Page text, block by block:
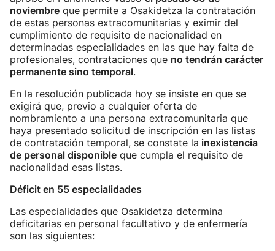
noviembre que permite a Osakidetza la contratación
de estas personas extracomunitarias y eximir del
cumplimiento de requisito de nacionalidad en
determinadas especialidades en las que hay falta de
profesionales, contrataciones que no tendrán carácter
permanente sino temporal.
En la resolución publicada hoy se insiste en que se
exigirá que, previo a cualquier oferta de
nombramiento a una persona extracomunitaria que
haya presentado solicitud de inscripción en las listas
de contratación temporal, se constate la inexistencia
de personal disponible que cumpla el requisito de
nacionalidad esas listas.
Déficit en 55 especialidades
Las especialidades que Osakidetza determina
deficitarias en personal facultativo y de enfermería
son las siguientes: